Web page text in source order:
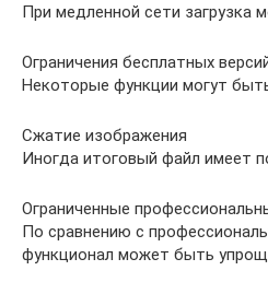
При медленной сети загрузка
Ограничения бесплатных
Некоторые функции могут
Сжатие изображения
Иногда итоговый файл имеет
Ограниченные
По сравнению с
функционал может быть